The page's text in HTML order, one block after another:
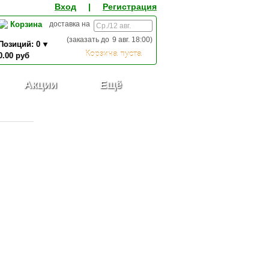
Вход | Регистрация
Корзина
Корзина пуста
доставка на
)
9 авг. 18:00
(заказать до
0
руб
0,00
Акции Ещё